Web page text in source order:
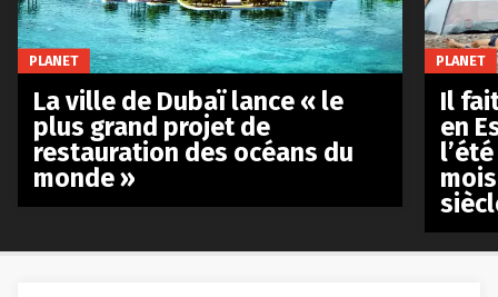
PLANET
La ville de Dubaï lance « le
plus grand projet de
restauration des océans du
monde »
PLANET
Il
en